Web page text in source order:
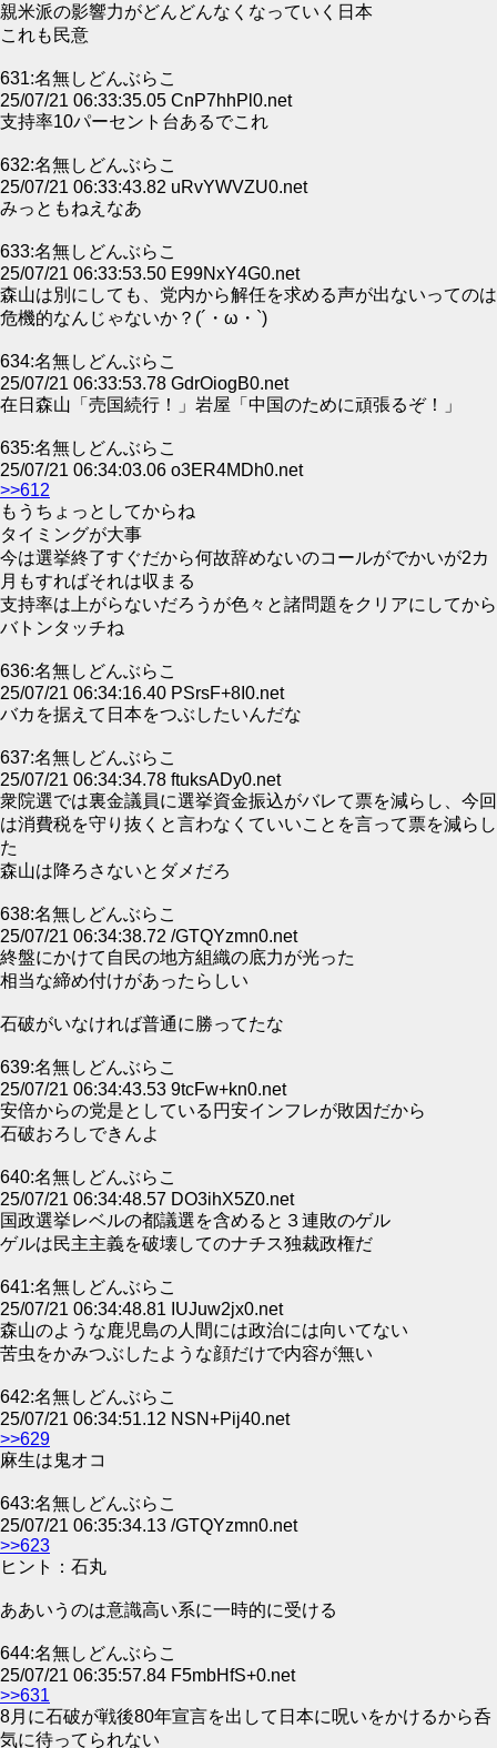
親米派の影響力がどんどんなくなっていく日本
これも民意
631:名無しどんぶらこ
25/07/21 06:33:35.05 CnP7hhPl0.net
支持率10パーセント台あるでこれ
632:名無しどんぶらこ
25/07/21 06:33:43.82 uRvYWVZU0.net
みっともねえなあ
633:名無しどんぶらこ
25/07/21 06:33:53.50 E99NxY4G0.net
森山は別にしても、党内から解任を求める声が出ないってのは
危機的なんじゃないか？(´・ω・`)
634:名無しどんぶらこ
25/07/21 06:33:53.78 GdrOiogB0.net
在日森山「売国続行！」岩屋「中国のために頑張るぞ！」
635:名無しどんぶらこ
25/07/21 06:34:03.06 o3ER4MDh0.net
>>612
もうちょっとしてからね
タイミングが大事
今は選挙終了すぐだから何故辞めないのコールがでかいが2カ
月もすればそれは収まる
支持率は上がらないだろうが色々と諸問題をクリアにしてから
バトンタッチね
636:名無しどんぶらこ
25/07/21 06:34:16.40 PSrsF+8I0.net
バカを据えて日本をつぶしたいんだな
637:名無しどんぶらこ
25/07/21 06:34:34.78 ftuksADy0.net
衆院選では裏金議員に選挙資金振込がバレて票を減らし、今回
は消費税を守り抜くと言わなくていいことを言って票を減らし
た
森山は降ろさないとダメだろ
638:名無しどんぶらこ
25/07/21 06:34:38.72 /GTQYzmn0.net
終盤にかけて自民の地方組織の底力が光った
相当な締め付けがあったらしい
石破がいなければ普通に勝ってたな
639:名無しどんぶらこ
25/07/21 06:34:43.53 9tcFw+kn0.net
安倍からの党是としている円安インフレが敗因だから
石破おろしできんよ
640:名無しどんぶらこ
25/07/21 06:34:48.57 DO3ihX5Z0.net
国政選挙レベルの都議選を含めると３連敗のゲル
ゲルは民主主義を破壊してのナチス独裁政権だ
641:名無しどんぶらこ
25/07/21 06:34:48.81 IUJuw2jx0.net
森山のような鹿児島の人間には政治には向いてない
苦虫をかみつぶしたような顔だけで内容が無い
642:名無しどんぶらこ
25/07/21 06:34:51.12 NSN+Pij40.net
>>629
麻生は鬼オコ
643:名無しどんぶらこ
25/07/21 06:35:34.13 /GTQYzmn0.net
>>623
ヒント：石丸
ああいうのは意識高い系に一時的に受ける
644:名無しどんぶらこ
25/07/21 06:35:57.84 F5mbHfS+0.net
>>631
8月に石破が戦後80年宣言を出して日本に呪いをかけるから呑
気に待ってられない